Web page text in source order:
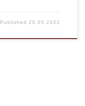
Published20.05.2022